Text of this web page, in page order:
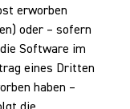
erworben
oder – sofern
Software im
eines Dritten
haben –